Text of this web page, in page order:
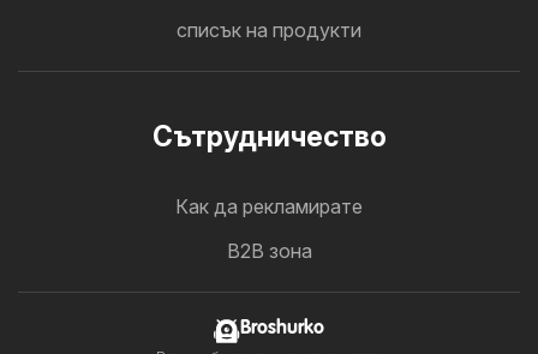
списък на продукти
Cътрудничество
Как да рекламирате
B2B зона
Broshurko